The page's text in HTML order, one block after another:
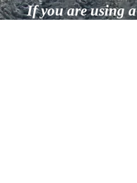
If you are using